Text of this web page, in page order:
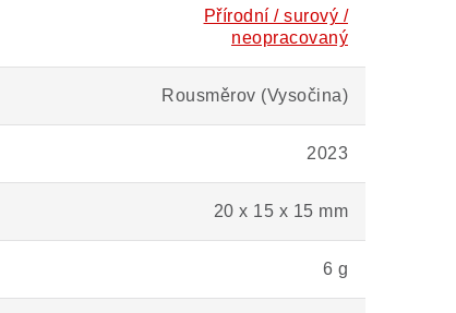
Přírodní / surový /
neopracovaný
Rousměrov (Vysočina)
2023
20 x 15 x 15 mm
6 g